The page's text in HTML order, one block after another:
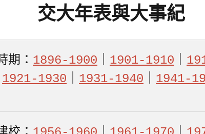
NYCU
Museum
交大年表與大事紀
期： 1896-1900 1901-1910
1921-1930
1931-1940 1941-